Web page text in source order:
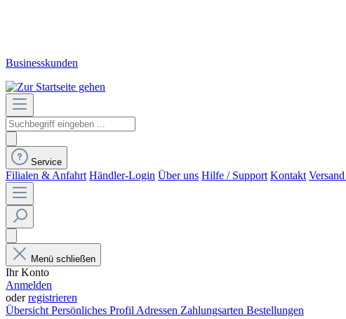
Businesskunden
Service
Filialen & Anfahrt Händler-Login Über uns Hilfe / Support Kontakt
Menü schließen
Ihr Konto
Anmelden
oderregistrieren
ÜbersichtPersönliches ProfilAdressen Zahlungsarten Bestellungen